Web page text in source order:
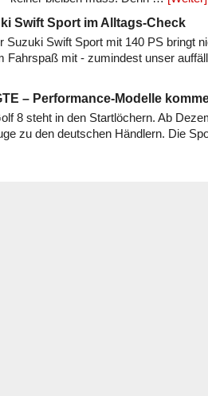
Swift Sport im Alltags-Check
Suzuki Swift Sport mit 140 PS bringt
Fahrspaß mit - zumindest unser
– Performance-Modelle
8 steht in den Startlöchern. Ab
zu den deutschen Händlern. Die